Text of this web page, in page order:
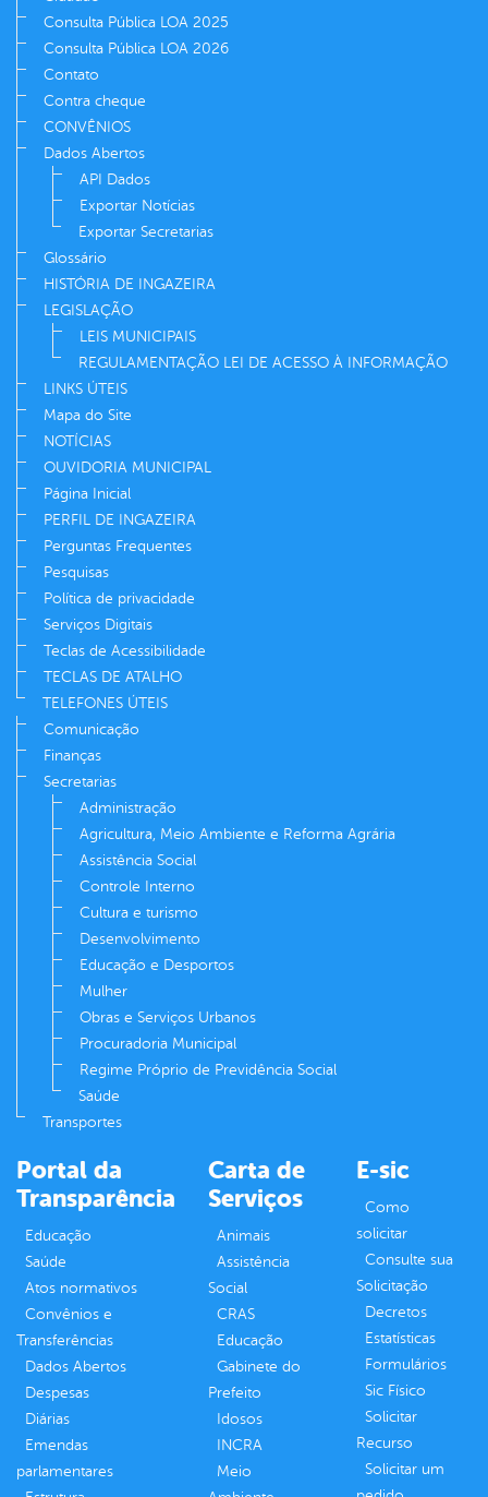
Consulta Pública LOA 2025
Consulta Pública LOA 2026
Contato
Contra cheque
CONVÊNIOS
Dados Abertos
API Dados
Exportar Notícias
Exportar Secretarias
Glossário
HISTÓRIA DE INGAZEIRA
LEGISLAÇÃO
LEIS MUNICIPAIS
REGULAMENTAÇÃO LEI DE ACESSO À INFORMAÇÃO
LINKS ÚTEIS
Mapa do Site
NOTÍCIAS
OUVIDORIA MUNICIPAL
Página Inicial
PERFIL DE INGAZEIRA
Perguntas Frequentes
Pesquisas
Política de privacidade
Serviços Digitais
Teclas de Acessibilidade
TECLAS DE ATALHO
TELEFONES ÚTEIS
Comunicação
Finanças
Secretarias
Administração
Agricultura, Meio Ambiente e Reforma Agrária
Assistência Social
Controle Interno
Cultura e turismo
Desenvolvimento
Educação e Desportos
Mulher
Obras e Serviços Urbanos
Procuradoria Municipal
Regime Próprio de Previdência Social
Saúde
Transportes
Portal da
Transparência
Educação
Saúde
Atos normativos
Convênios e
Transferências
Dados Abertos
Despesas
Diárias
Emendas
parlamentares
Carta de
Serviços
Animais
Assistência
Social
CRAS
Educação
Gabinete do
Prefeito
Idosos
INCRA
Meio
E-sic
Como
solicitar
Consulte sua
Solicitação
Decretos
Estatísticas
Formulários
Sic Físico
Solicitar
Recurso
Solicitar um